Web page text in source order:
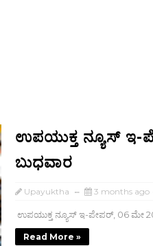
ಉಪಯುಕ್ತ ನ್ಯೂಸ್ ಇ-
ಬುಧವಾರ
Upayuktha 3 months ago
ಉಪಯುಕ್ತ ನ್ಯೂಸ್ ಇ-ಪೇಪರ್, 06 ಮೇ
Read More »